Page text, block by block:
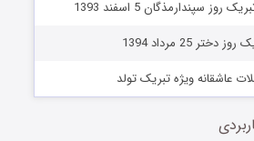
سپندارمذگان 5 اسفند 1393
25 مرداد 1394
عاشقانه ویژه تبریک تولد